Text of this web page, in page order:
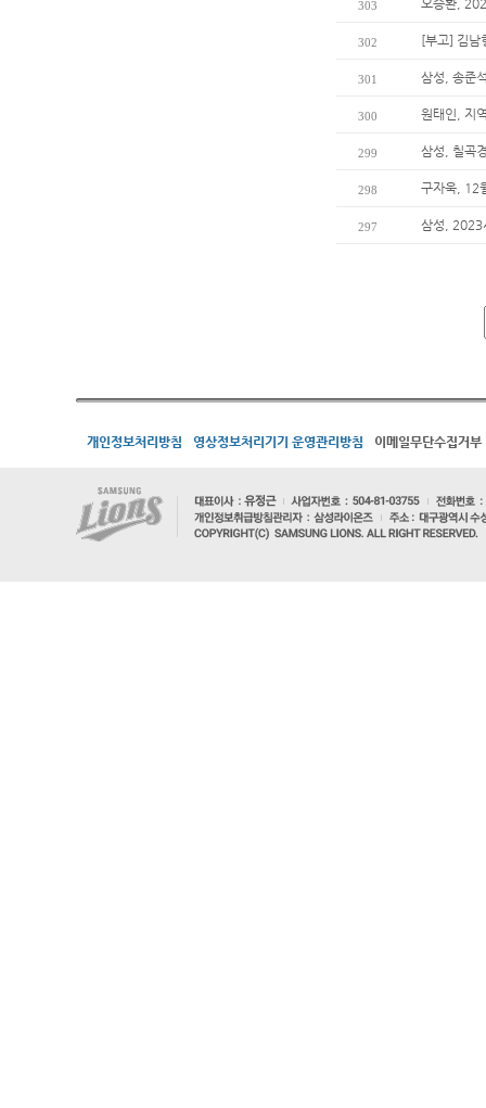
303 오승환,
302 [부고] 김남
301 삼성, 송준
300 원태인, 지
299 삼성, 칠곡
298 구자욱, 12
297 삼성, 2023
개인정보처리방침 영상정보처리기기 운영관리방침 이메일무단수집거부